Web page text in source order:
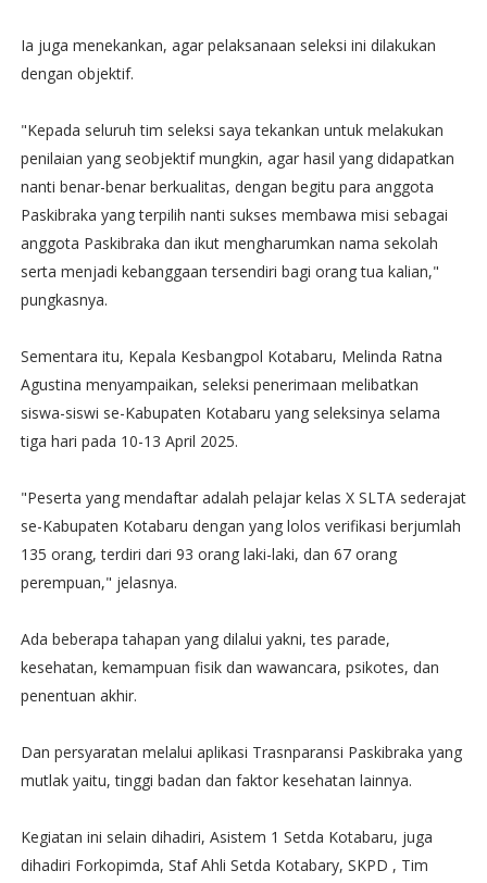
Ia juga menekankan, agar pelaksanaan seleksi ini dilakukan
dengan objektif.
"Kepada seluruh tim seleksi saya tekankan untuk melakukan
penilaian yang seobjektif mungkin, agar hasil yang didapatkan
nanti benar-benar berkualitas, dengan begitu para anggota
Paskibraka yang terpilih nanti sukses membawa misi sebagai
anggota Paskibraka dan ikut mengharumkan nama sekolah
serta menjadi kebanggaan tersendiri bagi orang tua kalian,"
pungkasnya.
Sementara itu, Kepala Kesbangpol Kotabaru, Melinda Ratna
Agustina menyampaikan, seleksi penerimaan melibatkan
siswa-siswi se-Kabupaten Kotabaru yang seleksinya selama
tiga hari pada 10-13 April 2025.
"Peserta yang mendaftar adalah pelajar kelas X SLTA sederajat
se-Kabupaten Kotabaru dengan yang lolos verifikasi berjumlah
135 orang, terdiri dari 93 orang laki-laki, dan 67 orang
perempuan," jelasnya.
Ada beberapa tahapan yang dilalui yakni, tes parade,
kesehatan, kemampuan fisik dan wawancara, psikotes, dan
penentuan akhir.
Dan persyaratan melalui aplikasi Trasnparansi Paskibraka yang
mutlak yaitu, tinggi badan dan faktor kesehatan lainnya.
Kegiatan ini selain dihadiri, Asistem 1 Setda Kotabaru, juga
dihadiri Forkopimda, Staf Ahli Setda Kotabary, SKPD , Tim